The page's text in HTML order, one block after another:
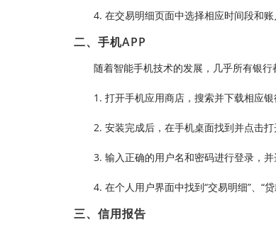
4. 在交易明细页面中选择相应时间段和
二、手机APP
随着智能手机技术的发展，几乎所有银
1. 打开手机应用商店，搜索并下载相应银
2. 安装完成后，在手机桌面找到并点击打
3. 输入正确的用户名和密码进行登录，
4. 在个人用户界面中找到“交易明细”、“
三、信用报告